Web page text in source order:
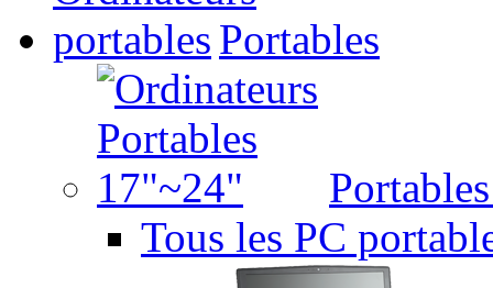
Portables
Tous les PC